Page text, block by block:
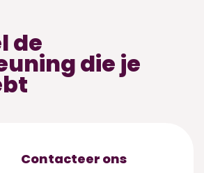
de
die je
Contacteer ons